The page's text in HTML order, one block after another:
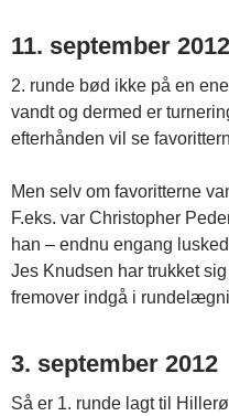
11. september 2012
2. runde bød ikke på en
vandt og dermed er
efterhånden vil se
Men selv om favoritterne
F.eks. var Christopher
han – endnu engang
Jes Knudsen har trukket
fremover indgå i
3. september 2012
Så er 1. runde lagt til